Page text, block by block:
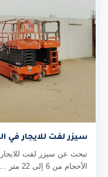
سيزر لفت للايجار في
تبحث عن سيزر لفت
الأحجام من 6 إلى 22 متر ...